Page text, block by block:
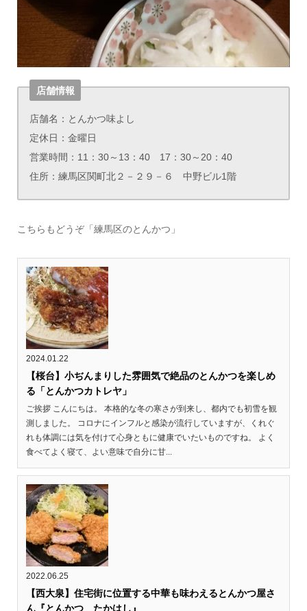
店舗情報
店舗名：とんかつ味よし
定休日：金曜日
営業時間：11：30～13：40 17：30～20：40
住所：練馬区関町北２－２９－６ 中野ビル1階
こちらもどうぞ「練馬区のとんかつ」
2024.01.22
【桜台】小ぢんまりした雰囲気で絶品のとんかつを楽しめ
る「とんかつカトレヤ」
ご挨拶 こんにちは。 本格的な冬の寒さが到来し、都内でも初雪を観
測しました。 コロナにインフルと感染が流行していますが、くれぐ
れも体調には気を付けて心身ともに健康でいたいものですね。 よく
食べてよく寝て、よい意味で自分に甘...
2022.06.25
【西大泉】住宅街に位置する中華も味わえるとんかつ屋さ
ん『とんかつ たかはし』